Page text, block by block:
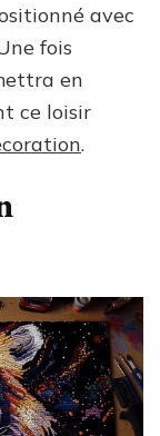
avec
fois
en
ce loisir
.